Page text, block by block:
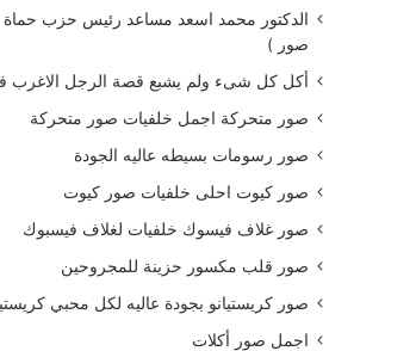
الدكتور محمد اسعد مساعد رئيس حزب
صور )
أكل كل شىء ولم يشبع قصة الرجل الاغرب
صور متحركة اجمل خلفيات صور متحركة
صور رسومات بسيطه عاليه الجودة
صور كيوت احلى خلفيات صور كيوت
صور غلاف فيسوك خلفيات لغلاف فيسبوك
صور قلب مكسور حزينة للمجروحين
صور كريستيانو بجودة عاليه لكل محبي
اجمل صور أكلات